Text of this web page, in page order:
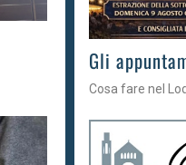
Gli eventi
Tra torte, cinema